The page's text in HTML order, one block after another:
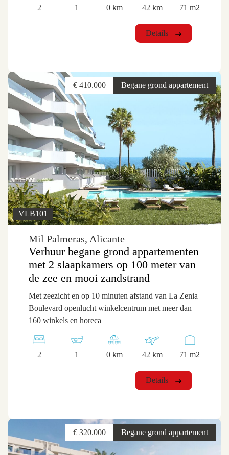
2 1 0 km 42 km 71 m2
Details
Begane grond appartement
€ 410.000
VLB101
Mil Palmeras, Alicante
Verhuur begane grond appartementen
met 2 slaapkamers op 100 meter van
de zee en mooi zandstrand
Met zeezicht en op 10 minuten afstand van La Zenia
Boulevard openlucht winkelcentrum met meer dan
160 winkels en horeca
2 1 0 km 42 km 71 m2
Details
Begane grond appartement
€ 320.000